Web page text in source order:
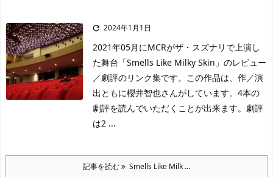
 2024年1月1日
2021年05月にMCRがザ・スズナリで上演し
た舞台「Smells Like Milky Skin」のレビュー
／劇評のリンク集です。この作品は、作／演
出ともに櫻井智也さんがしています。4本の
劇評を読んでいただくことが出来ます。劇評
は2 ...
記事を読む Smells Like Milk ...